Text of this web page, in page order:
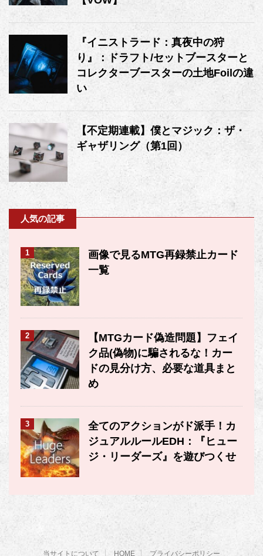
『イニストラード：真夜中の狩
り』：ドラフト/セットブースターと
コレクターブースターの土地Foilの違
い
【不定期連載】僕とマジック：ザ・
ギャザリング（第1回）
人気の記事
1
画像で見るMTG再録禁止カード
一覧
2
【MTGカード偽造問題】フェイ
ク品(偽物)に騙されるな！カー
ドの見分け方、必要な道具まと
め
3
全てのアクションがド派手！カ
ジュアルルールEDH：『ヒュー
ジ・リーダーズ』を遊びつくせ
当サイトについて HOME プライバシーポリシー